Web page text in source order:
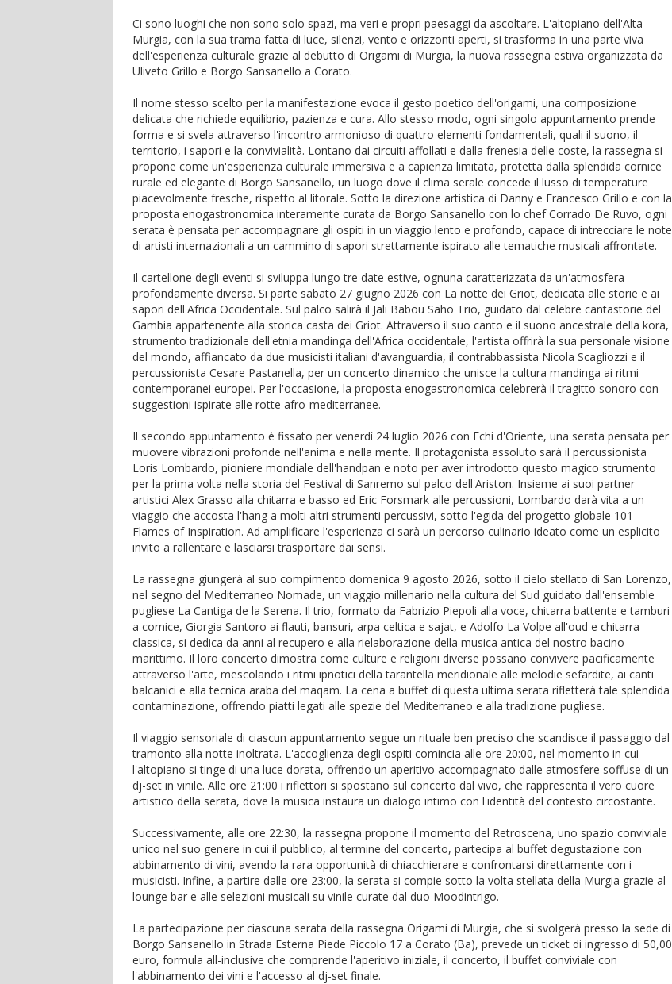
Ci sono luoghi che non sono solo spazi, ma veri e propri paesaggi da ascoltare. L'altopiano dell'Alta
Murgia, con la sua trama fatta di luce, silenzi, vento e orizzonti aperti, si trasforma in una parte viva
dell'esperienza culturale grazie al debutto di Origami di Murgia, la nuova rassegna estiva organizzata da
Uliveto Grillo e Borgo Sansanello a Corato.
Il nome stesso scelto per la manifestazione evoca il gesto poetico dell'origami, una composizione
delicata che richiede equilibrio, pazienza e cura. Allo stesso modo, ogni singolo appuntamento prende
forma e si svela attraverso l'incontro armonioso di quattro elementi fondamentali, quali il suono, il
territorio, i sapori e la convivialità. Lontano dai circuiti affollati e dalla frenesia delle coste, la rassegna si
propone come un'esperienza culturale immersiva e a capienza limitata, protetta dalla splendida cornice
rurale ed elegante di Borgo Sansanello, un luogo dove il clima serale concede il lusso di temperature
piacevolmente fresche, rispetto al litorale. Sotto la direzione artistica di Danny e Francesco Grillo e con la
proposta enogastronomica interamente curata da Borgo Sansanello con lo chef Corrado De Ruvo, ogni
serata è pensata per accompagnare gli ospiti in un viaggio lento e profondo, capace di intrecciare le note
di artisti internazionali a un cammino di sapori strettamente ispirato alle tematiche musicali affrontate.
Il cartellone degli eventi si sviluppa lungo tre date estive, ognuna caratterizzata da un'atmosfera
profondamente diversa. Si parte sabato 27 giugno 2026 con La notte dei Griot, dedicata alle storie e ai
sapori dell'Africa Occidentale. Sul palco salirà il Jali Babou Saho Trio, guidato dal celebre cantastorie del
Gambia appartenente alla storica casta dei Griot. Attraverso il suo canto e il suono ancestrale della kora,
strumento tradizionale dell'etnia mandinga dell'Africa occidentale, l'artista offrirà la sua personale visione
del mondo, affiancato da due musicisti italiani d'avanguardia, il contrabbassista Nicola Scagliozzi e il
percussionista Cesare Pastanella, per un concerto dinamico che unisce la cultura mandinga ai ritmi
contemporanei europei. Per l'occasione, la proposta enogastronomica celebrerà il tragitto sonoro con
suggestioni ispirate alle rotte afro-mediterranee.
Il secondo appuntamento è fissato per venerdì 24 luglio 2026 con Echi d'Oriente, una serata pensata per
muovere vibrazioni profonde nell'anima e nella mente. Il protagonista assoluto sarà il percussionista
Loris Lombardo, pioniere mondiale dell'handpan e noto per aver introdotto questo magico strumento
per la prima volta nella storia del Festival di Sanremo sul palco dell'Ariston. Insieme ai suoi partner
artistici Alex Grasso alla chitarra e basso ed Eric Forsmark alle percussioni, Lombardo darà vita a un
viaggio che accosta l'hang a molti altri strumenti percussivi, sotto l'egida del progetto globale 101
Flames of Inspiration. Ad amplificare l'esperienza ci sarà un percorso culinario ideato come un esplicito
invito a rallentare e lasciarsi trasportare dai sensi.
La rassegna giungerà al suo compimento domenica 9 agosto 2026, sotto il cielo stellato di San Lorenzo,
nel segno del Mediterraneo Nomade, un viaggio millenario nella cultura del Sud guidato dall'ensemble
pugliese La Cantiga de la Serena. Il trio, formato da Fabrizio Piepoli alla voce, chitarra battente e tamburi
a cornice, Giorgia Santoro ai flauti, bansuri, arpa celtica e sajat, e Adolfo La Volpe all'oud e chitarra
classica, si dedica da anni al recupero e alla rielaborazione della musica antica del nostro bacino
marittimo. Il loro concerto dimostra come culture e religioni diverse possano convivere pacificamente
attraverso l'arte, mescolando i ritmi ipnotici della tarantella meridionale alle melodie sefardite, ai canti
balcanici e alla tecnica araba del maqam. La cena a buffet di questa ultima serata rifletterà tale splendida
contaminazione, offrendo piatti legati alle spezie del Mediterraneo e alla tradizione pugliese.
Il viaggio sensoriale di ciascun appuntamento segue un rituale ben preciso che scandisce il passaggio dal
tramonto alla notte inoltrata. L'accoglienza degli ospiti comincia alle ore 20:00, nel momento in cui
l'altopiano si tinge di una luce dorata, offrendo un aperitivo accompagnato dalle atmosfere soffuse di un
dj-set in vinile. Alle ore 21:00 i riflettori si spostano sul concerto dal vivo, che rappresenta il vero cuore
artistico della serata, dove la musica instaura un dialogo intimo con l'identità del contesto circostante.
Successivamente, alle ore 22:30, la rassegna propone il momento del Retroscena, uno spazio conviviale
unico nel suo genere in cui il pubblico, al termine del concerto, partecipa al buffet degustazione con
abbinamento di vini, avendo la rara opportunità di chiacchierare e confrontarsi direttamente con i
musicisti. Infine, a partire dalle ore 23:00, la serata si compie sotto la volta stellata della Murgia grazie al
lounge bar e alle selezioni musicali su vinile curate dal duo Moodintrigo.
La partecipazione per ciascuna serata della rassegna Origami di Murgia, che si svolgerà presso la sede di
Borgo Sansanello in Strada Esterna Piede Piccolo 17 a Corato (Ba), prevede un ticket di ingresso di 50,00
euro, formula all-inclusive che comprende l'aperitivo iniziale, il concerto, il buffet conviviale con
l'abbinamento dei vini e l'accesso al dj-set finale.